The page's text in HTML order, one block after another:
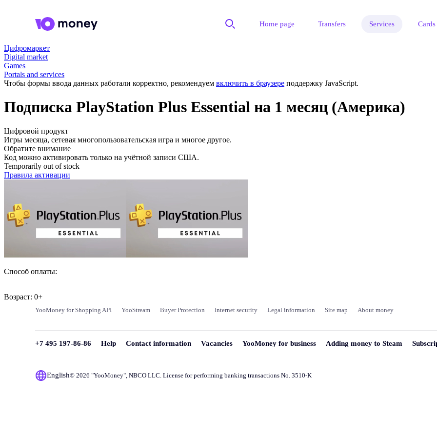
Home page Transfers Services Cards
Цифромаркет
Digital market
Games
Portals and services
Чтобы формы ввода данных работали корректно, рекомендуем включить в браузере поддержку JavaScript.
Подписка PlayStation Plus Essential на 1 месяц (Америка)
Цифровой продукт
Игры месяца, сетевая многопользовательская игра и многое другое.
Обратите внимание
Код можно активировать только на учётной записи США.
Temporarily out of stock
Правила активации
Способ оплаты:
Возраст: 0+
YooMoney for Shopping API YooStream Buyer Protection Internet security Legal information Site map About money
+7 495 197-86-86 Help Contact information Vacancies YooMoney for business Adding money to Steam
English© 2026 "YooMoney", NBCO LLC. License for performing banking transactions No. 3510-K